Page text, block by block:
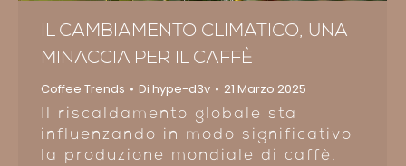
IL CAMBIAMENTO CLIMATICO, UNA
MINACCIA PER IL CAFFÈ
Coffee Trends Di hype-d3v 21 Marzo 2025
Il riscaldamento globale sta
influenzando in modo significativo
la produzione mondiale di caffè.